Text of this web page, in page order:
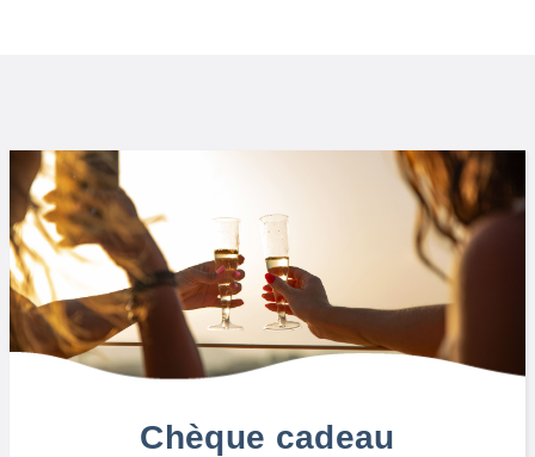
Chèque cadeau